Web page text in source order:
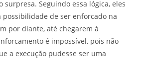
Seguindo essa lógica, eles
de ser enforcado na
por diante, até chegarem à
é impossível, pois não
a execução pudesse ser uma